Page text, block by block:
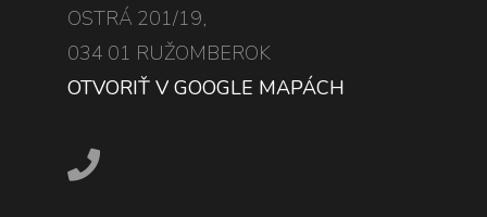
OSTRÁ 201/19,
034 01 RUŽOMBEROK
OTVORIŤ V GOOGLE MAPÁCH